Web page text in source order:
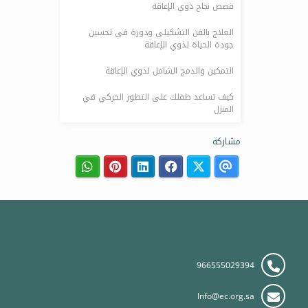
قصص نجاح ذوي الإعاقة
العلاج بالفن التشكيلي ودورة في تحسين
جودة الحياة لذوي الإعاقة
التمكين والدمج الشامل لذوي الإعاقة
كيف تساعد طفلك على التطور الحركي في
المنزل
مشاركة
966555029394
Info@ec.org.sa